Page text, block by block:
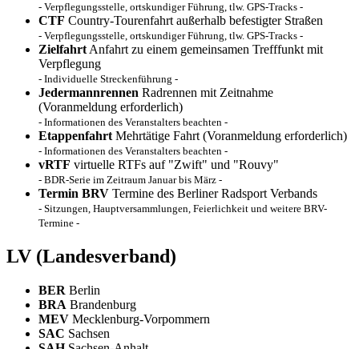
- Verpflegungsstelle, ortskundiger Führung, tlw. GPS-Tracks -
CTF Country-Tourenfahrt außerhalb befestigter Straßen
- Verpflegungsstelle, ortskundiger Führung, tlw. GPS-Tracks -
Zielfahrt Anfahrt zu einem gemeinsamen Trefffunkt mit
Verpflegung
- Individuelle Streckenführung -
Jedermannrennen Radrennen mit Zeitnahme
(Voranmeldung erforderlich)
- Informationen des Veranstalters beachten -
Etappenfahrt Mehrtätige Fahrt (Voranmeldung erforderlich)
- Informationen des Veranstalters beachten -
vRTF virtuelle RTFs auf "Zwift" und "Rouvy"
- BDR-Serie im Zeitraum Januar bis März -
Termin BRV Termine des Berliner Radsport Verbands
- Sitzungen, Hauptversammlungen, Feierlichkeit und weitere BRV-
Termine -
LV (Landesverband)
BER Berlin
BRA Brandenburg
MEV Mecklenburg-Vorpommern
SAC Sachsen